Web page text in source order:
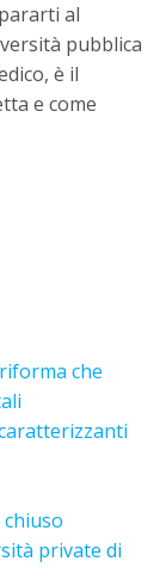
al
pubblica
è il
e come
che
private di